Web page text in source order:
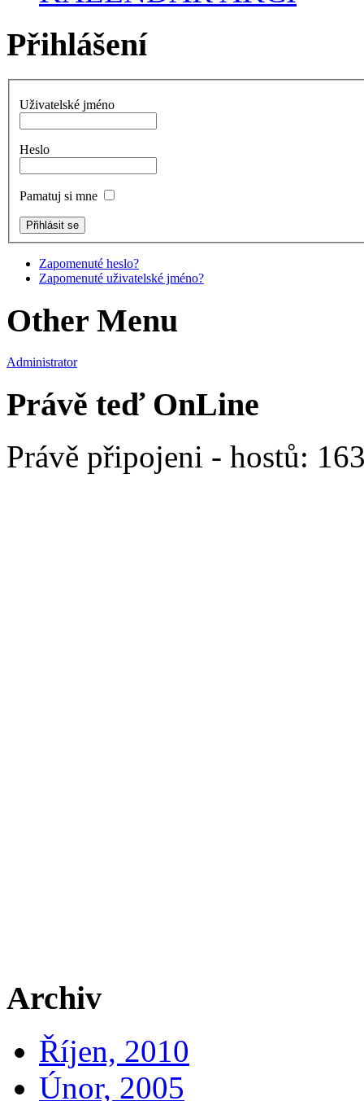
Přihlášení
Uživatelské jméno
Heslo
Pamatuj si mne
Zapomenuté heslo?
Zapomenuté uživatelské jméno?
Other Menu
Administrator
Právě teď OnLine
Právě připojeni - hostů:
Archiv
Říjen, 2010
Únor, 2005